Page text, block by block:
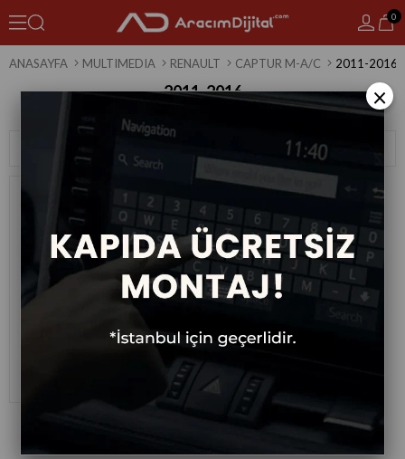
0
ANASAYFA MULTIMEDIA RENAULT CAPTUR M-A/C 2011-2016
2011-2016
Filtreleme
Multimedya Sistemi 2011-2016
×